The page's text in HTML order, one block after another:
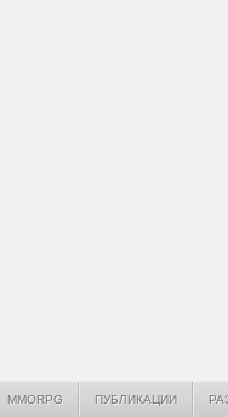
MMORPG ПУБЛИКАЦИИ